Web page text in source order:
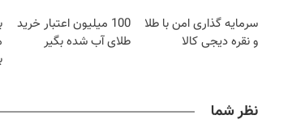
سرمایه گذاری امن با طلا
و نقره دیجی کالا
100 میلیون اعتبار خرید
طلای آب شده بگیر
نظر شما